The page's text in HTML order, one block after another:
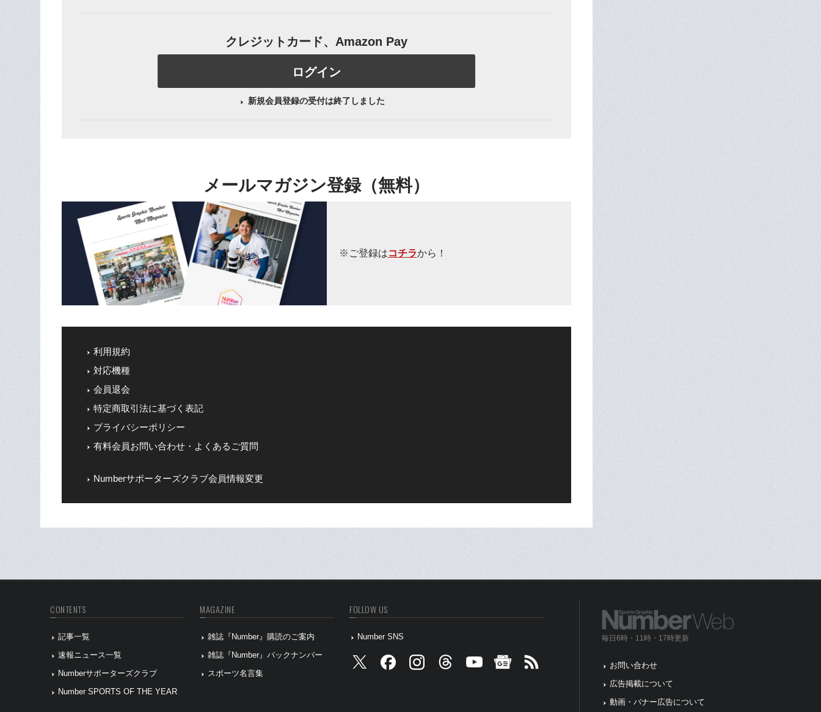
クレジットカード、Amazon Pay
ログイン
新規会員登録の受付は終了しました
メールマガジン登録（無料）
※ご登録はコチラから！
利用規約
対応機種
会員退会
特定商取引法に基づく表記
プライバシーポリシー
有料会員お問い合わせ・よくあるご質問
Numberサポーターズクラブ会員情報変更
CONTENTS
記事一覧
速報ニュース一覧
Numberサポーターズクラブ
Number SPORTS OF THE YEAR
MAGAZINE
雑誌『Number』購読のご案内
雑誌『Number』バックナンバー
スポーツ名言集
FOLLOW US
Number SNS 毎日6時・11時・17時更新
お問い合わせ
広告掲載について
動画・バナー広告について